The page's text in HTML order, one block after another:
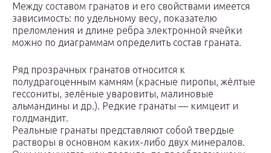
Между составом гранатов и его свойствами имеется
зависимость: по удельному весу, показателю
преломления и длине ребра электронной ячейки
можно по диаграммам определить состав граната.
Ряд прозрачных гранатов относится к
полудрагоценным камням (красные пиропы, жёлтые
гессониты, зелёные уваровиты, малиновые
альмандины и др.). Редкие гранаты — кимцеит и
голдмандит.
Реальные гранаты представляют собой твердые
растворы в основном каких-либо двух минералов.